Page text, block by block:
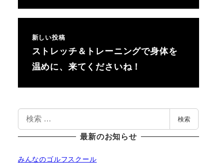
新しい投稿
ストレッチ＆トレーニングで身体を
温めに、来てくださいね！
索
検索
最新のお知らせ
みんなのゴルフスクール